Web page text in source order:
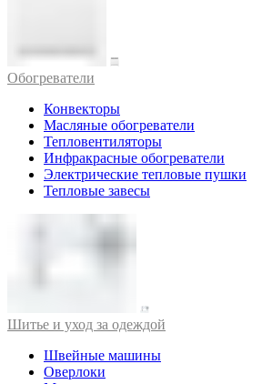
Обогреватели
Конвекторы
Масляные обогреватели
Тепловентиляторы
Инфракрасные обогреватели
Электрические тепловые пушки
Тепловые завесы
Шитье и уход за одеждой
Швейные машины
Оверлоки